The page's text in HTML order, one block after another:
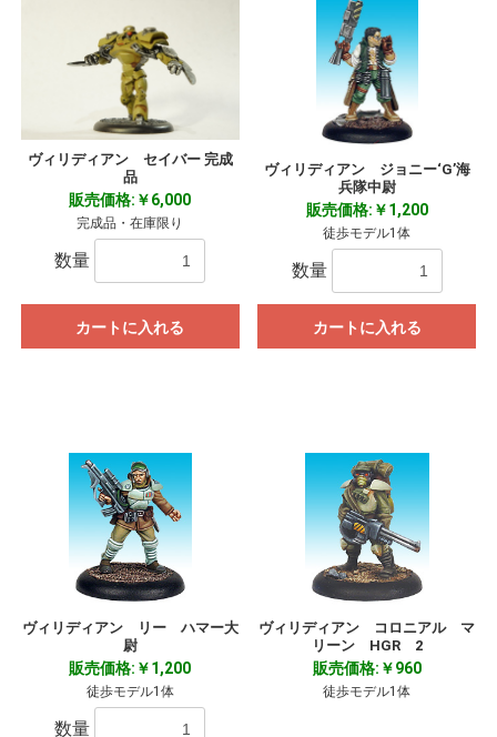
ヴィリディアン セイバー 完成
品
販売価格:￥6,000
完成品・在庫限り
数量
カートに入れる
ヴィリディアン ジョニー‘G’海
兵隊中尉
販売価格:￥1,200
徒歩モデル1体
数量
カートに入れる
ヴィリディアン リー ハマー大
尉
販売価格:￥1,200
徒歩モデル1体
数量
ヴィリディアン コロニアル マ
リーン HGR 2
販売価格:￥960
徒歩モデル1体